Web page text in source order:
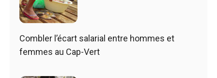
Combler l’écart salarial entre hommes et
femmes au Cap-Vert